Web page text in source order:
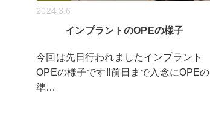
2024.3.6
インプラントのOPEの様子
今回は先日行われましたインプラント
OPEの様子です‼︎前日まで入念にOPEの
準…